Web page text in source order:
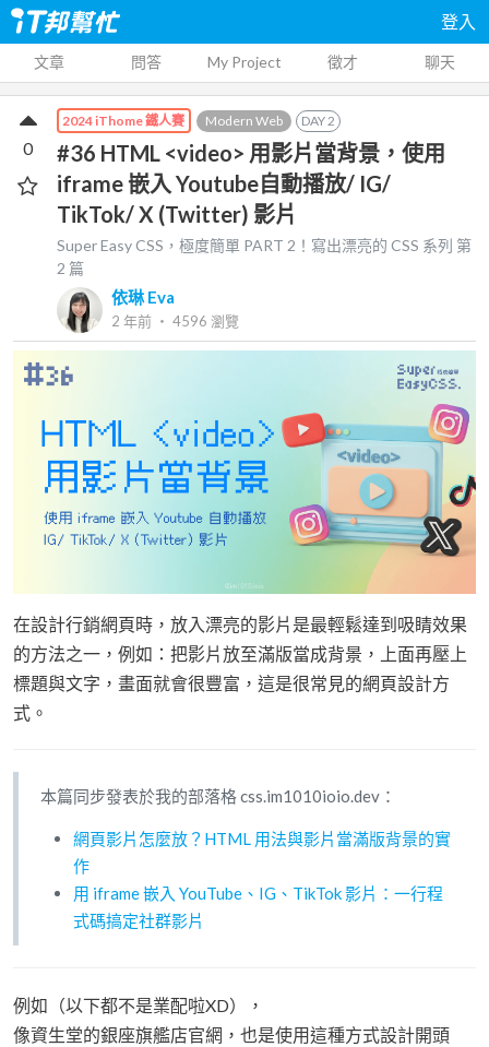
登入
文章 問答 My Project 徵才 聊天
2024 iThome 鐵人賽 Modern Web DAY2
#36 HTML <video> 用影片當背景，使用
iframe 嵌入 Youtube自動播放/ IG/
TikTok/ X (Twitter) 影片
Super Easy CSS，極度簡單 PART 2！寫出漂亮的 CSS 系列 第
2 篇
依琳 Eva
2 年前 ‧ 4596 瀏覽
0
在設計行銷網頁時，放入漂亮的影片是最輕鬆達到吸睛效果
的方法之一，例如：把影片放至滿版當成背景，上面再壓上
標題與文字，畫面就會很豐富，這是很常見的網頁設計方
式。
本篇同步發表於我的部落格 css.im1010ioio.dev：
網頁影片怎麼放？HTML 用法與影片當滿版背景的實
作
用 iframe 嵌入 YouTube、IG、TikTok 影片：一行程
式碼搞定社群影片
例如（以下都不是業配啦XD），
像資生堂的銀座旗艦店官網，也是使用這種方式設計開頭